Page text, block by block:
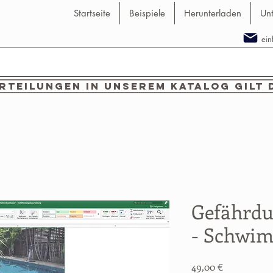
Startseite Beispiele Herunterladen
in unserem Katalog gilt
-
49,00 €Preis